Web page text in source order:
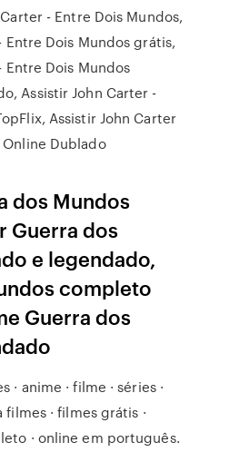
- Entre Dois Mundos,
Entre Dois Mundos grátis,
Entre Dois Mundos
Assistir John Carter -
Assistir John Carter
Dublado
dos Mundos
Guerra dos
e legendado,
completo
Guerra dos
· anime · filme · séries ·
filmes · filmes grátis ·
· online em português.